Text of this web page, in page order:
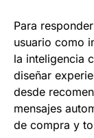
Para
usuario como
la inteligencia
diseñar
desde
mensajes
de compra y